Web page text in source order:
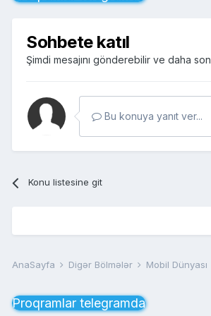
Sohbete katıl
Şimdi mesajını gönderebilir ve daha
Bu konuya yanıt ver...
Konu listesine git
AnaSayfa Digər Bölmələr Mobil Dünyası
Proqramlar telegramda